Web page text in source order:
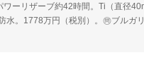
ワーリザーブ約42時間。Ti（直径
水。1778万円（税別）。㉄ブルガ